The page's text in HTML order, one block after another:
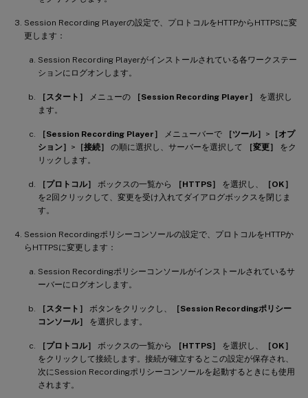
Session Recording Playerの設定で、プロトコルをHTTPからHTTPSに変
更します：
Session Recording Playerがインストールされている各ワークステー
ションにログオンします。
［スタート］ メニューの ［Session Recording Player］
を選択し
ます。
［Session Recording Player］ メニューバーで ［ツール］ > ［オプ
ション］ > ［接続］ の順に選択し、サーバーを選択して ［変更］
をク
リックします。
［プロトコル］ ボックスの一覧から ［HTTPS］ を選択し、
［OK］
を2回クリックして、変更を受け入れてダイアログボックスを閉じま
す。
Session Recordingポリシーコンソールの設定で、プロトコルをHTTPか
らHTTPSに変更します：
Session Recordingポリシーコンソールがインストールされているサ
ーバーにログオンします。
［スタート］ ボタンをクリックし、
［Session Recordingポリシー
コンソール］
を選択します。
［プロトコル］ ボックスの一覧から ［HTTPS］ を選択し、
［OK］
をクリックして接続します。接続が確立するとこの設定が保存され、
次にSession Recordingポリシーコンソールを起動するときにも使用
されます。